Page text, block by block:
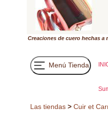
Creaciones de cuero hechas a
Menú Tienda
Las tiendas > Cuir et